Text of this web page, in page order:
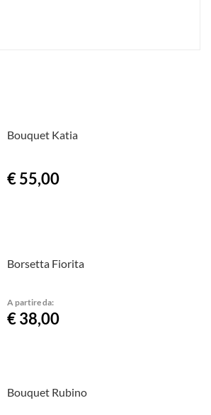
Bouquet Katia
€ 55,00
Borsetta Fiorita
A partire da:
€ 38,00
Bouquet Rubino